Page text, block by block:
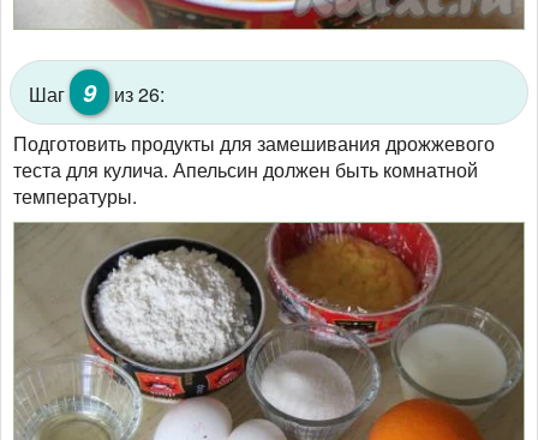
Шаг 9
из 26:
Подготовить продукты для замешивания дрожжевого
теста для кулича. Апельсин должен быть комнатной
температуры.